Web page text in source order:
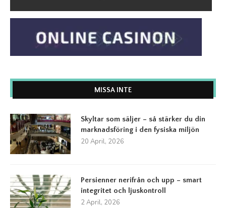
MISSA INTE
Skyltar som säljer – så stärker du din
marknadsföring i den fysiska miljön
20 April, 2026
Persienner nerifrån och upp – smart
integritet och ljuskontroll
2 April, 2026